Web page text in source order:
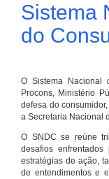
Sistema
do
O Sistema Nacional
Procons, Ministério
defesa do
a Secretaria Nacional
O SNDC se reúne
desafios
estratégias de ação,
de entendimentos e